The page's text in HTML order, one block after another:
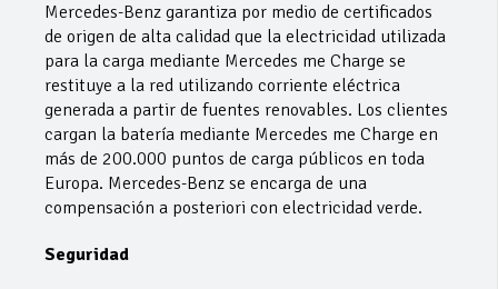
Mercedes-Benz garantiza por medio de certificados
de origen de alta calidad que la electricidad utilizada
para la carga mediante Mercedes me Charge se
restituye a la red utilizando corriente eléctrica
generada a partir de fuentes renovables. Los clientes
cargan la batería mediante Mercedes me Charge en
más de 200.000 puntos de carga públicos en toda
Europa. Mercedes-Benz se encarga de una
compensación a posteriori con electricidad verde.
Seguridad